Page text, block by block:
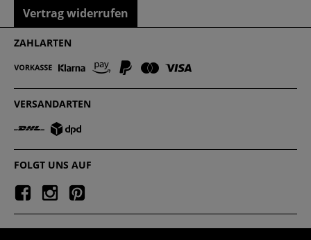
Vertrag widerrufen
ZAHLARTEN
VERSANDARTEN
FOLGT UNS AUF